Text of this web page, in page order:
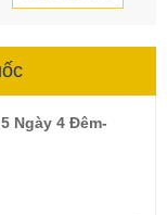
Ngày 4 Đêm-